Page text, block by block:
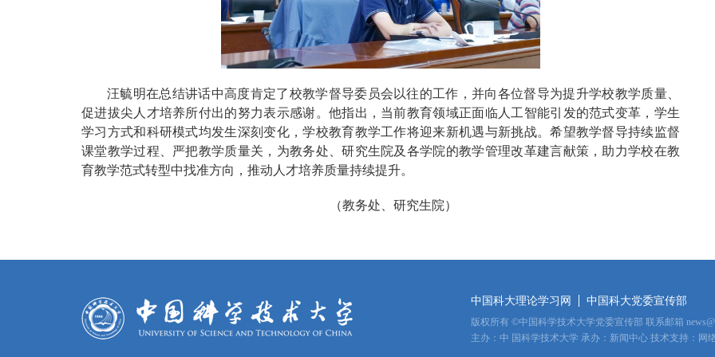
汪毓明在总结讲话中高度肯定了校教学督导委员会以往的工作，并向各位督导为提升学校教学质量、
促进拔尖人才培养所付出的努力表示感谢。他指出，当前教育领域正面临人工智能引发的范式变革，学生
学习方式和科研模式均发生深刻变化，学校教育教学工作将迎来新机遇与新挑战。希望教学督导持续监督
课堂教学过程、严把教学质量关，为教务处、研究生院及各学院的教学管理改革建言献策，助力学校在教
育教学范式转型中找准方向，推动人才培养质量持续提升。
（教务处、研究生院）
中国科大理论学习网 中国科大党委宣传部
版权所有 ©中国科学技术大学党委宣传部 联系邮箱
主办：中 国科学技术大学 承办：新闻中心 技术支持：网